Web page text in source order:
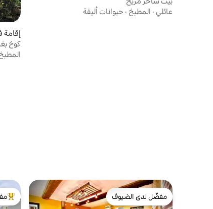
عائلي · المطبخ · حيوانات أليفة
فاندلا
القلب
مفضّل لدى الضيوف
مفضّل لدى الضيوف
من